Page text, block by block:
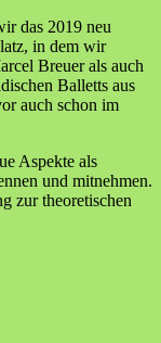
das 2019 neu
in dem wir
Breuer als auch
Balletts aus
auch schon im
Aspekte als
und mitnehmen.
zur theoretischen